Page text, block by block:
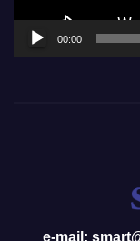
00:00
e-mail: